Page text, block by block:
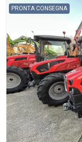
PRONTA CONSEGNA